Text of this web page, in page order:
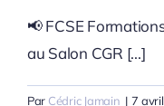
📢 FCSE
au Salon CGR [...]
Par Cédric Jamain | 7